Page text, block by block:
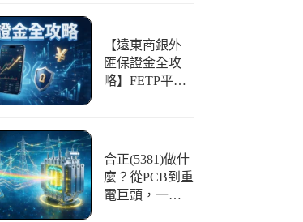
【遠東商銀外
匯保證金全攻
略】FETP平台
合正(5381)做什
麼？從PCB到重
電巨頭，一文